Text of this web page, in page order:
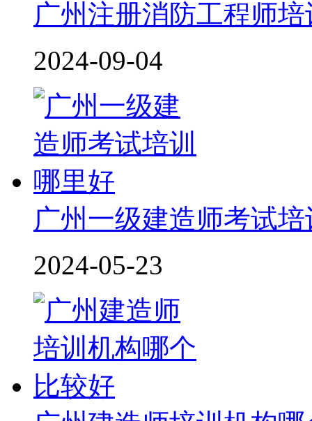
广州注册消防工程师
2024-09-04
广州一级建造师考试
2024-05-23